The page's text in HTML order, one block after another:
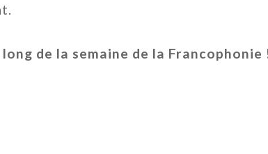
de la semaine de la Francophonie